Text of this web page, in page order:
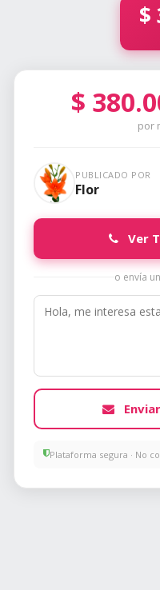
$
$
por
PUBLICADO POR
Flor
Ver
o envía
Plataforma segura · No